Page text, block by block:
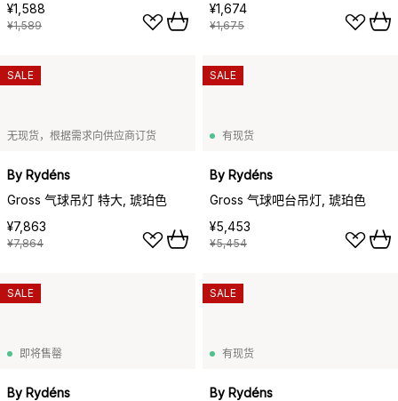
¥1,588
¥1,589
¥1,674
¥1,675
无现货，根据需求向供应商订货
By Rydéns
Gross 气球吊灯 特大, 琥珀色
¥7,863
¥7,864
SALE
有现货
By Rydéns
Gross 气球吧台吊灯, 琥珀色
¥5,453
¥5,454
SALE
即将售罄
By Rydéns
SALE
有现货
By Rydéns
SALE